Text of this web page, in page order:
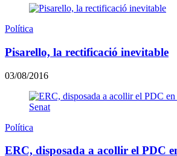
Política
Pisarello, la rectificació inevitable
03/08/2016
Política
ERC, disposada a acollir el PDC